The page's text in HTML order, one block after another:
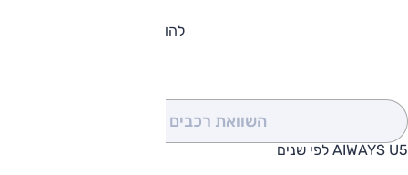
להורדת קטלוג AIWAYS U5
השוואת רכבים
AIWAYS U5 לפי שנים